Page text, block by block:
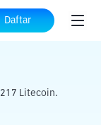
Daftar
Litecoin.